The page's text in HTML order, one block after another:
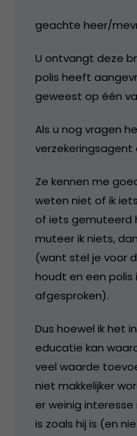
geachte heer/
U ontvangt deze
polis heeft
geweest op één
Als u nog vragen
Ze kennen me
weten niet of ik
of iets gemuteerd
muteer ik niets,
(want stel je voor
houdt en een polis
afgesproken).
Dus hoewel ik het
educatie kan
veel waarde
niet makkelijker
er weinig
is zoals hij is (en